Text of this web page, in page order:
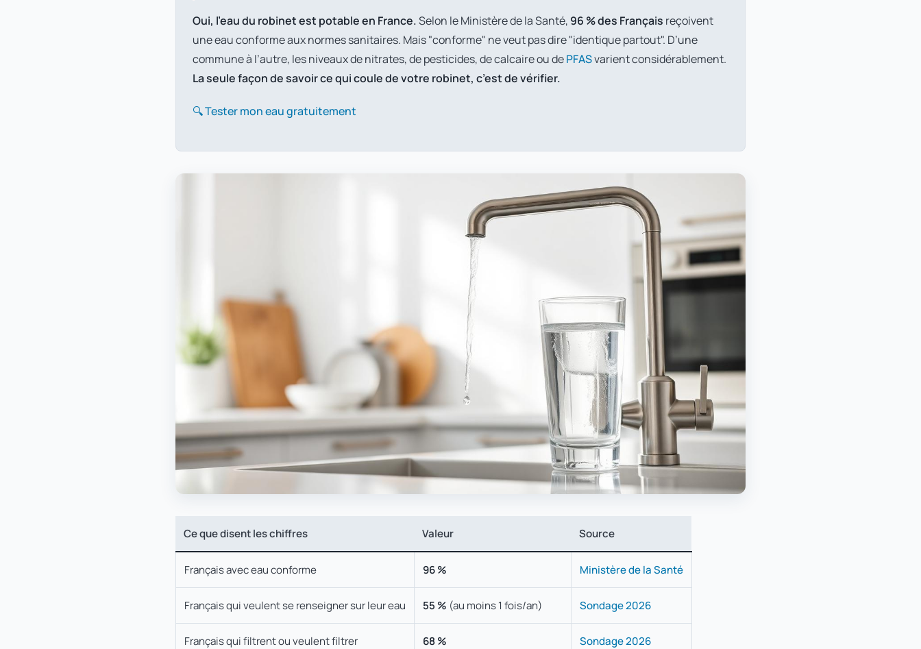
Oui, l’eau du robinet est potable en France.Selon le Ministère de la Santé, 96 % des Français reçoivent
une eau conforme aux normes sanitaires. Mais "conforme" ne veut pas dire "identique partout". D’une
commune à l’autre, les niveaux de nitrates, de pesticides, de calcaire ou dePFASvarient considérablement.
La seule façon de savoir ce qui coule de votre robinet, c’est de vérifier.
🔍 Tester mon eau gratuitement
Ce que disent les chiffres Valeur Source
Français avec eau conforme 96 % Ministère de la Santé
Français qui veulent se renseigner sur leur eau 55 % (au moins 1 fois/an) Sondage 2026
Français qui filtrent ou veulent filtrer 68 % Sondage 2026